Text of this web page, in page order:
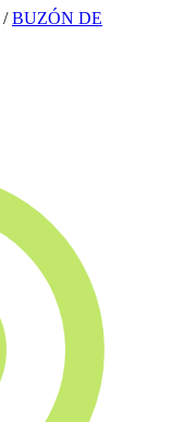
/ BUZÓN DE